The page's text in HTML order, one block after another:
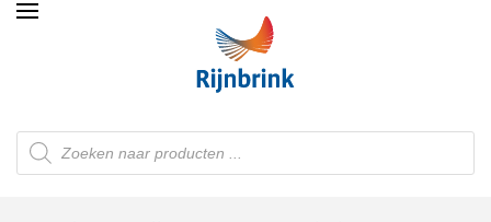
Skip to main content
Producten
zoeken